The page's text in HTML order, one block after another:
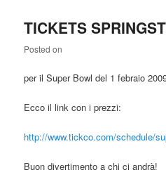
TICKETS
Posted on
per il Super Bowl del 1 febraio
Ecco il link con i prezzi:
http://www.tickco.com/schedule/
Buon divertimento a chi ci andrà!